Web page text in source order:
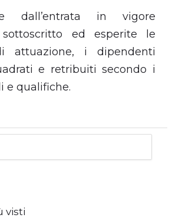
dall’entrata in vigore
sottoscritto ed esperite le
attuazione, i dipendenti
e retribuiti secondo i
e qualifiche.
visti